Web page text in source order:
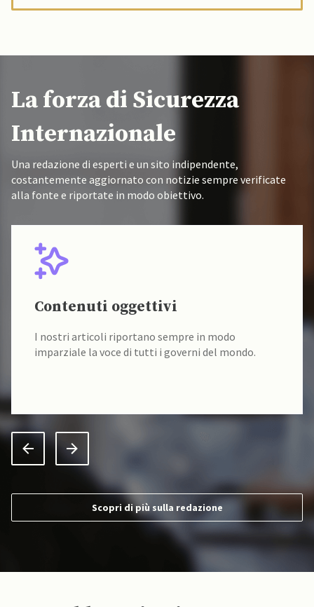
La forza di Sicurezza
Internazionale
Una redazione di esperti e un sito indipendente,
costantemente aggiornato con notizie sempre verificate
alla fonte e riportate in modo obiettivo.
Contenuti oggettivi
I nostri articoli riportano sempre in modo
imparziale la voce di tutti i governi del mondo.
Scopri di più sulla redazione